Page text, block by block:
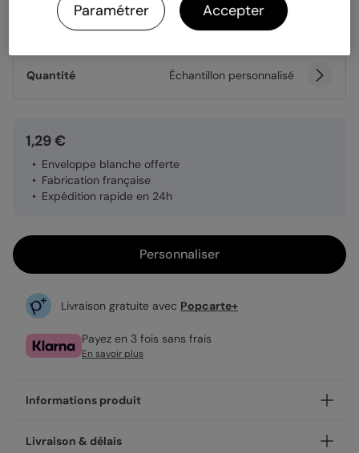
Papier Papier Satiné
Quantité Échantillon personnalisé
1,29 €
Enveloppe blanche offerte
Fabrication française
Expédition rapide en 24h
Personnaliser
Livraison gratuite avec Popcarte+
Payez en 3 fois sans frais
En savoir plus
Informations produit
Personnalisez votre faire-part bar mitzvah Fanions
Livraison & délais
Paramétrer Accepter